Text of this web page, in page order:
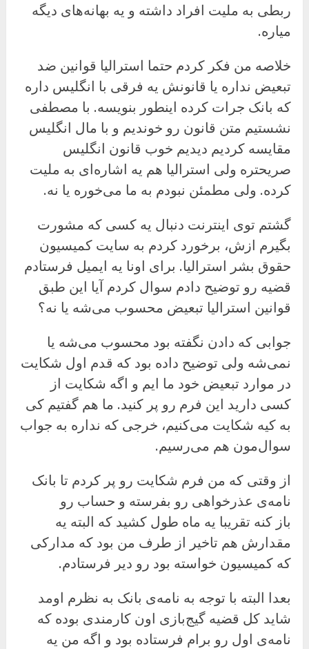
ربطی به ملیت افراد داشته و یه بهانه‌های دیگه
میاره.
خلاصه من فکر کردم حتما استرالیا قوانین ضد
تبعیض نداره یا قانونش یه فرقی با انگلیس داره
که بانک جرات کرده اینطور بنویسه. با مصطفی
نشستیم متن قانون رو خوندیم و با مال انگلیس
مقایسه کردیم دیدیم خوب قانون انگلیس
صریحتره ولی استرالیا هم یه اشاره‌ای به ملیت
کرده. ولی مطمئن نبودم به ما می‌خوره یا نه.
گشتم توی اینترنت دنبال یه کسی که مشورت
بگیرم ازش، برخورد کردم به سایت کمیسیون
حقوق بشر استرالیا. برای اونا یه ایمیل فرستادم
قضیه رو توضیح دادم سوال کردم آیا این طبق
قوانین استرالیا تبعیض محسوب می‌شه یا نه؟
جوابی که دادن نگفته بود محسوب می‌شه یا
نمی‌شه ولی توضیح داده بود که قدم اول شکایت
در موارد تبعیض خود ما ایم و اگه شکایت از
کسی دارید این فرم رو پر کنید. ما هم گفتیم کی
به کیه شکایت می‌کنیم، خرجی که نداره به جواب
سوال‌مون هم می‌رسیم.
از وقتی که من فرم شکایت رو پر کردم تا بانک
نامه‌ی عذرخواهی رو بفرسته و حساب رو
باز کنه تقریبا یه ماه طول کشید که البته یه
مقدارش هم تاخیر از طرف من بود که مدارکی
که کمیسیون خواسته بود رو دیر فرستادم.
بعدا البته با توجه به نامه‌ی بانک به نظرم اومد
شاید کل قضیه گیج‌بازی اون کارمندی بوده که
نامه‌ی اول رو برام فرستاده بود و اگه من یه